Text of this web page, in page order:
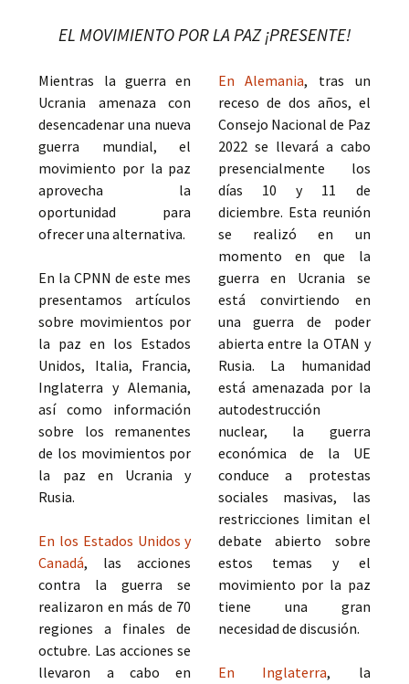
EL MOVIMIENTO POR LA PAZ ¡PRESENTE!
Mientras la guerra en
Ucrania amenaza con
desencadenar una nueva
guerra mundial, el
movimiento por la paz
aprovecha la
oportunidad para
ofrecer una alternativa.
En la CPNN de este mes
presentamos artículos
sobre movimientos por
la paz en los Estados
Unidos, Italia, Francia,
Inglaterra y Alemania,
así como información
sobre los remanentes
de los movimientos por
la paz en Ucrania y
Rusia.
En los Estados Unidos y
Canadá, las acciones
contra la guerra se
realizaron en más de 70
regiones a finales de
octubre. Las acciones se
llevaron a cabo en
En Alemania, tras un
receso de dos años, el
Consejo Nacional de Paz
2022 se llevará a cabo
presencialmente los
días 10 y 11 de
diciembre. Esta reunión
se realizó en un
momento en que la
guerra en Ucrania se
está convirtiendo en
una guerra de poder
abierta entre la OTAN y
Rusia. La humanidad
está amenazada por la
autodestrucción
nuclear, la guerra
económica de la UE
conduce a protestas
sociales masivas, las
restricciones limitan el
debate abierto sobre
estos temas y el
movimiento por la paz
tiene una gran
necesidad de discusión.
En Inglaterra, la